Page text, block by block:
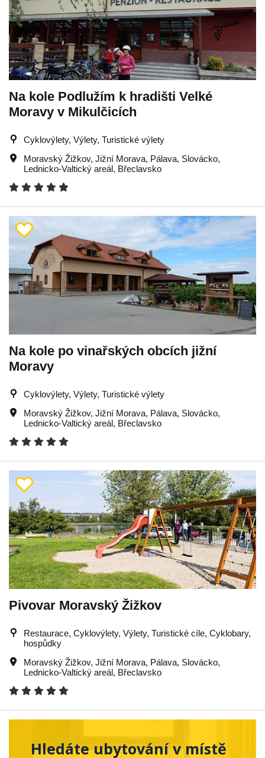
Na kole Podlužím k hradišti Velké
Moravy v Mikulčicích
Cyklovýlety, Výlety, Turistické výlety
Moravský Žižkov, Jižní Morava, Pálava, Slovácko,
Lednicko-Valtický areál, Břeclavsko
Na kole po vinařských obcích jižní
Moravy
Cyklovýlety, Výlety, Turistické výlety
Moravský Žižkov, Jižní Morava, Pálava, Slovácko,
Lednicko-Valtický areál, Břeclavsko
Pivovar Moravský Žižkov
Restaurace, Cyklovýlety, Výlety, Turistické cíle, Cyklobary,
hospůdky
Moravský Žižkov, Jižní Morava, Pálava, Slovácko,
Lednicko-Valtický areál, Břeclavsko
Hledáte ubytování v místě